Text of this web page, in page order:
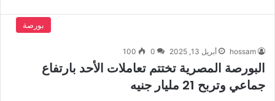
بورصة
hossam أبريل 13, 2025 0
100
البورصة المصرية تختتم تعاملات الأحد بارتفاع
جماعي وتربح 21 مليار جنيه